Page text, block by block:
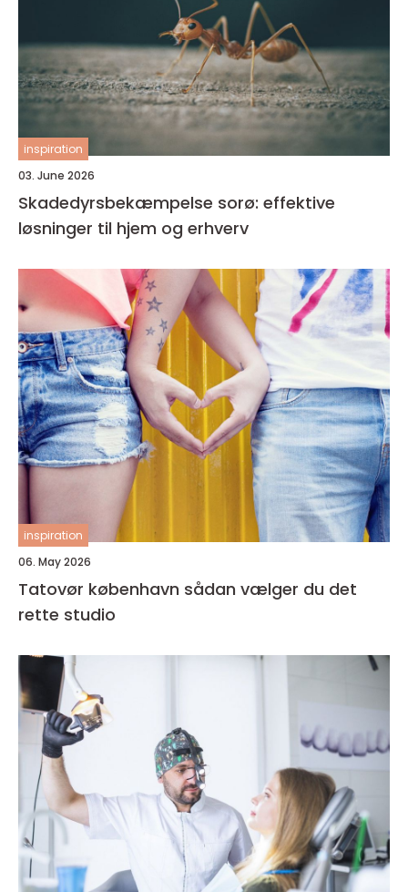
inspiration
03. June 2026
Skadedyrsbekæmpelse sorø: effektive
løsninger til hjem og erhverv
inspiration
06. May 2026
Tatovør københavn sådan vælger du det
rette studio